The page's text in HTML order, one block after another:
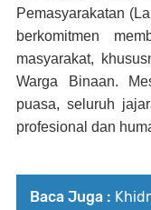
Pemasyarakatan
berkomitmen
masyarakat,
Warga Binaan.
puasa, seluruh
profesional dan
Baca Juga :